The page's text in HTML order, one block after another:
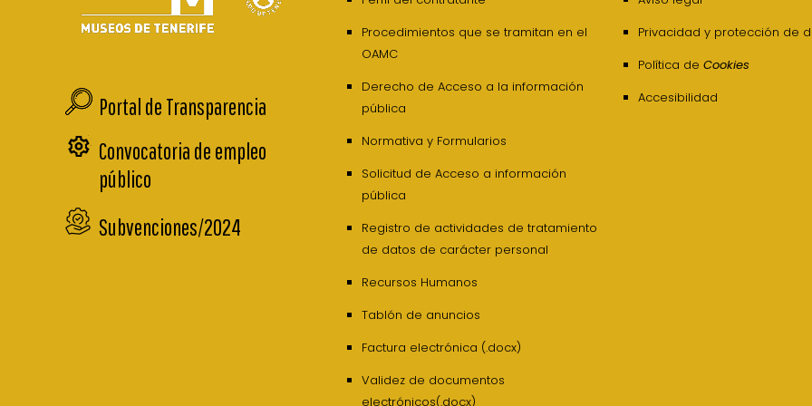
Portal de Transparencia
Convocatoria de empleo
público
Subvenciones/2024
Procedimientos que se tramitan en el
OAMC
Derecho de Acceso a la información
pública
Normativa y Formularios
Solicitud de Acceso a información
pública
Registro de actividades de tratamiento
de datos de carácter personal
Recursos Humanos
Tablón de anuncios
Factura electrónica (.docx)
Validez de documentos
electrónicos(.docx)
Privacidad y protección de
Política de Cookies
Accesibilidad